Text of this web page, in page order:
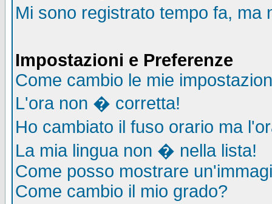
Mi sono registrato tempo fa,
Impostazioni e Preferenze
Come cambio le mie
L'ora non � corretta!
Ho cambiato il fuso orario ma
La mia lingua non � nella lista!
Come posso mostrare
Come cambio il mio grado?